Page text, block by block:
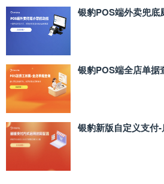
银豹POS端外卖兜底
银豹POS端全店单据
银豹新版自定义支付